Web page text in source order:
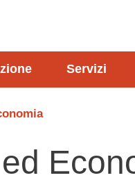
Servizi